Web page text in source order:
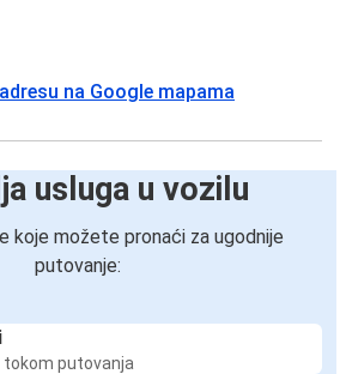
na Google mapama
usluga u vozilu
koje možete pronaći za ugodnije
putovanje:
tokom putovanja